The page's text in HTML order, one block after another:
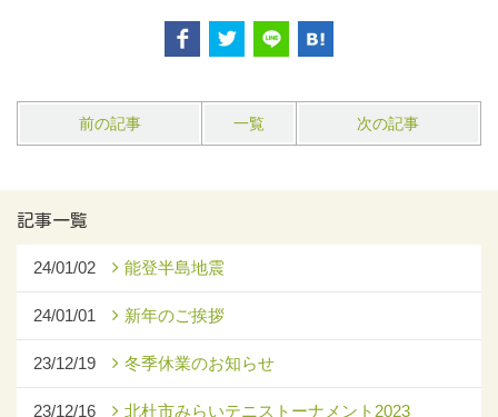
前の記事 一覧 次の記事
記事一覧
24/01/02 能登半島地震
24/01/01 新年のご挨拶
23/12/19 冬季休業のお知らせ
23/12/16 北杜市みらいテニストーナメント2023